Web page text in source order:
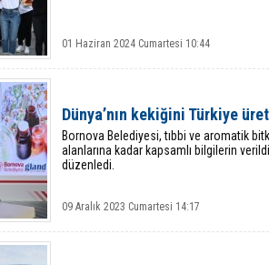
01 Haziran 2024 Cumartesi 10:44
Dünya’nın kekiğini Türkiye
Bornova Belediyesi, tıbbi ve aromatik
alanlarına kadar kapsamlı bilgilerin
düzenledi.
09 Aralık 2023 Cumartesi 14:17